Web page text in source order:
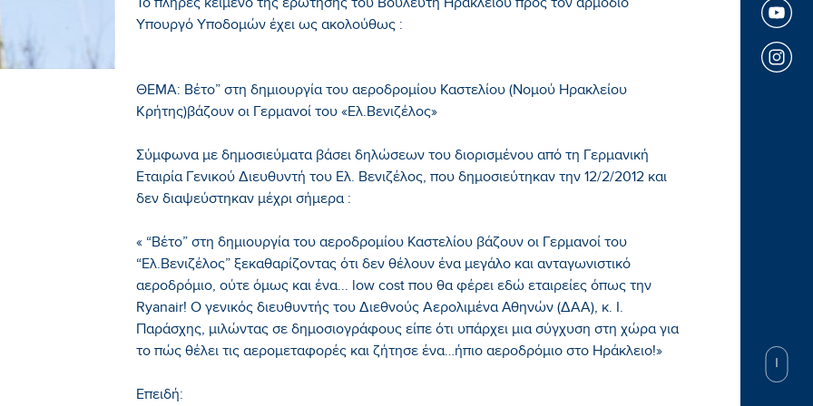
Το πλήρες κείμενο της ερώτησης του Βουλευτή Ηρακλείου προς τον αρμόδιο
Υπουργό Υποδομών έχει ως ακολούθως :
ΘΕΜΑ: Βέτο” στη δημιουργία του αεροδρομίου Καστελίου (Νομού Ηρακλείου
Κρήτης)βάζουν οι Γερμανοί του «Ελ.Βενιζέλος»
Σύμφωνα με δημοσιεύματα βάσει δηλώσεων του διορισμένου από τη Γερμανική
Εταιρία Γενικού Διευθυντή του Ελ. Βενιζέλος, που δημοσιεύτηκαν την 12/2/2012 και
δεν διαψεύστηκαν μέχρι σήμερα :
« “Βέτο” στη δημιουργία του αεροδρομίου Καστελίου βάζουν οι Γερμανοί του
“Ελ.Βενιζέλος” ξεκαθαρίζοντας ότι δεν θέλουν ένα μεγάλο και ανταγωνιστικό
αεροδρόμιο, ούτε όμως και ένα... low cost που θα φέρει εδώ εταιρείες όπως την
Ryanair! Ο γενικός διευθυντής του Διεθνούς Αερολιμένα Αθηνών (ΔΑΑ), κ. Ι.
Παράσχης, μιλώντας σε δημοσιογράφους είπε ότι υπάρχει μια σύγχυση στη χώρα για
το πώς θέλει τις αερομεταφορές και ζήτησε ένα…ήπιο αεροδρόμιο στο Ηράκλειο!»
Επειδή: